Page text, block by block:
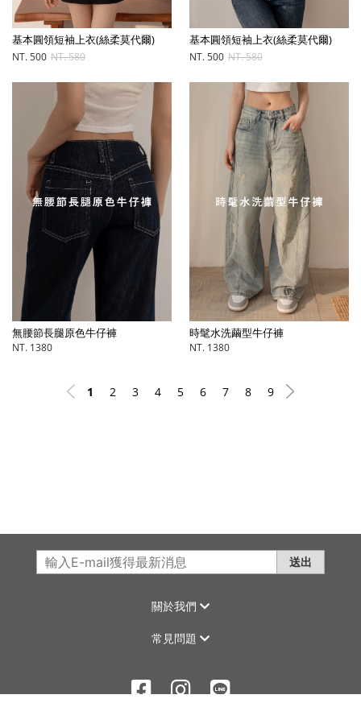
基本圓領短袖上衣(絲柔莫代爾)
NT. 500 NT. 580
基本圓領短袖上衣(絲柔莫代爾)
NT. 500 NT. 580
無腰節長腿原色牛仔褲
NT. 1380
時髦水洗繭型牛仔褲
NT. 1380
1 2 3 4 5 6 7 8 9
送出
關於我們
常見問題